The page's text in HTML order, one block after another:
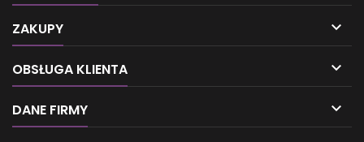
ZAKUPY 
OBSŁUGA KLIENTA 
DANE FIRMY 